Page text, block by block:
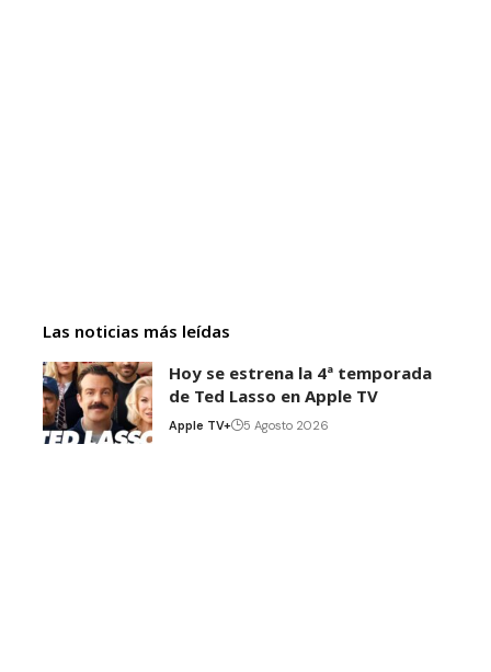
Las noticias más leídas
Hoy se estrena la 4ª temporada
de Ted Lasso en Apple TV
Apple TV+ 5 Agosto 2026